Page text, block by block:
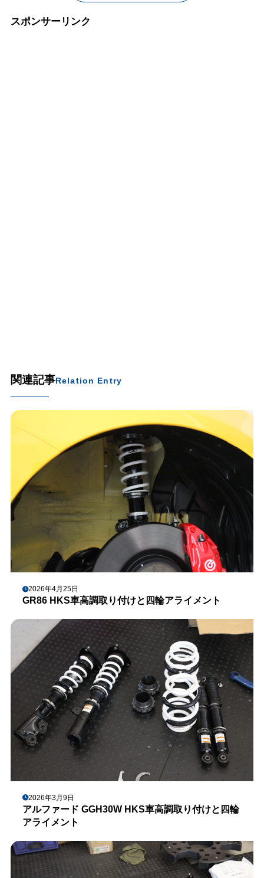
スポンサーリンク
関連記事Relation Entry
2026年4月25日
GR86 HKS車高調取り付けと四輪アライメント
2026年3月9日
アルファード GGH30W HKS車高調取り付けと四輪
アライメント